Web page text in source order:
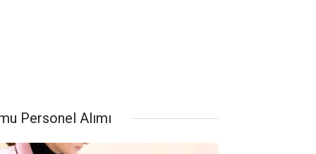
Personel Alımı